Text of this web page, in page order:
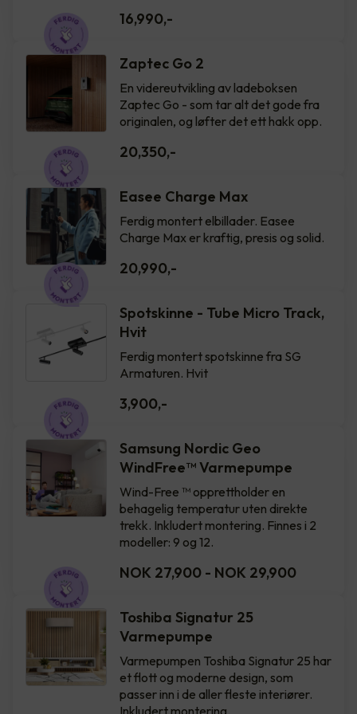
16,990,-
Zaptec Go 2
En videreutvikling av ladeboksen
Zaptec Go - som tar alt det gode fra
originalen, og løfter det ett hakk opp.
20,350,-
Easee Charge Max
Ferdig montert elbillader. Easee
Charge Max er kraftig, presis og solid.
20,990,-
Spotskinne - Tube Micro Track,
Hvit
Ferdig montert spotskinne fra SG
Armaturen. Hvit
3,900,-
Samsung Nordic Geo
WindFree™️ Varmepumpe
Wind-Free ™ opprettholder en
behagelig temperatur uten direkte
trekk. Inkludert montering. Finnes i 2
modeller: 9 og 12.
NOK 27,900 - NOK 29,900
Toshiba Signatur 25
Varmepumpe
Varmepumpen Toshiba Signatur 25 har
et flott og moderne design, som
passer inn i de aller fleste interiører.
Inkludert montering.